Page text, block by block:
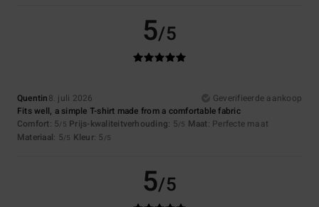
5/5
Quentin8. juli 2026
Geverifieerde aankoop
Fits well, a simple T-shirt made from a comfortable fabric
Comfort: 5/5 Prijs-kwaliteitverhouding: 5/5 Maat: Perfecte maat
Materiaal: 5/5 Kleur: 5 /5
5/5